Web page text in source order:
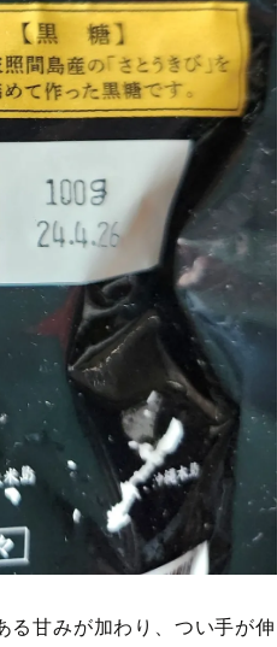
る甘みが加わり、つい手が伸